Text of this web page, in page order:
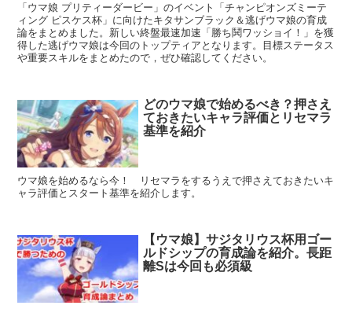
「ウマ娘 プリティーダービー」のイベント「チャンピオンズミーテ
ィング ピスケス杯」に向けたキタサンブラック＆逃げウマ娘の育成
論をまとめました。新しい終盤最速加速「勝ち鬨ワッショイ！」を獲
得した逃げウマ娘は今回のトップティアとなります。目標ステータス
や重要スキルをまとめたので，ぜひ確認してください。
どのウマ娘で始めるべき？押さえ
ておきたいキャラ評価とリセマラ
基準を紹介
ウマ娘を始めるなら今！ リセマラをするうえで押さえておきたいキ
ャラ評価とスタート基準を紹介します。
【ウマ娘】サジタリウス杯用ゴー
ルドシップの育成論を紹介。長距
離Sは今回も必須級